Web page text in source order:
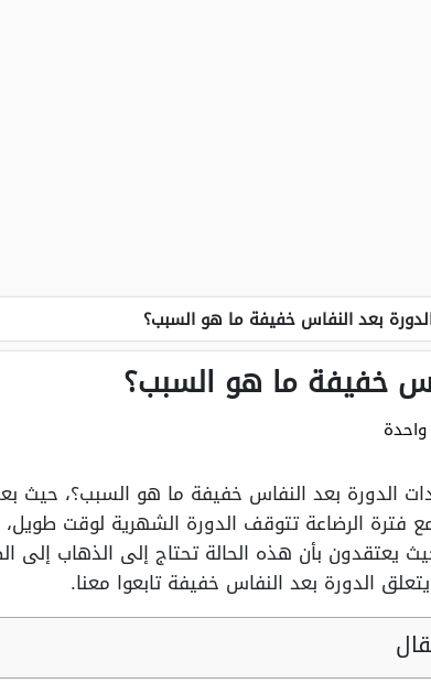
بعد النفاس خفيفة ما هو السبب؟
خفيفة ما هو السبب؟
الدورة بعد النفاس خفيفة ما هو السبب؟، حيث
٤٠ يوماً، ومع فترة الرضاعة تتوقف الدورة الشهرية
يعتقدون بأن هذه الحالة تحتاج إلى الذهاب إلى
الدورة بعد النفاس خفيفة تابعوا معنا.